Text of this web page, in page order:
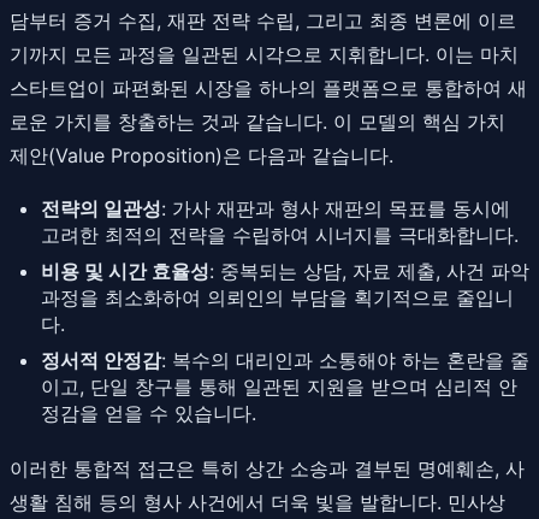
담부터 증거 수집, 재판 전략 수립, 그리고 최종 변론에 이르
기까지 모든 과정을 일관된 시각으로 지휘합니다. 이는 마치
스타트업이 파편화된 시장을 하나의 플랫폼으로 통합하여 새
로운 가치를 창출하는 것과 같습니다. 이 모델의 핵심 가치
제안(Value Proposition)은 다음과 같습니다.
전략의 일관성: 가사 재판과 형사 재판의 목표를 동시에
고려한 최적의 전략을 수립하여 시너지를 극대화합니다.
비용 및 시간 효율성: 중복되는 상담, 자료 제출, 사건 파악
과정을 최소화하여 의뢰인의 부담을 획기적으로 줄입니
다.
정서적 안정감: 복수의 대리인과 소통해야 하는 혼란을 줄
이고, 단일 창구를 통해 일관된 지원을 받으며 심리적 안
정감을 얻을 수 있습니다.
이러한 통합적 접근은 특히 상간 소송과 결부된 명예훼손, 사
생활 침해 등의 형사 사건에서 더욱 빛을 발합니다. 민사상